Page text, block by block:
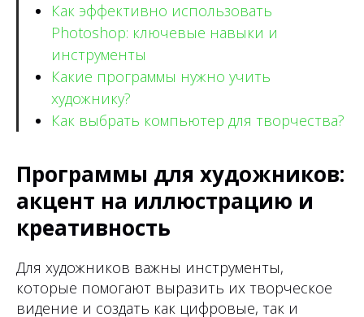
Как эффективно использовать
Photoshop: ключевые навыки и
инструменты
Какие программы нужно учить
художнику?
Как выбрать компьютер для творчества?
Программы для художников:
акцент на иллюстрацию и
креативность
Для художников важны инструменты,
которые помогают выразить их творческое
видение и создать как цифровые, так и